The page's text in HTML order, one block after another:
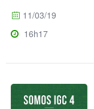
11/03/19
16h17